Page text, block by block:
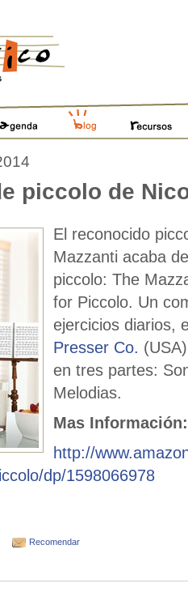
piccolo de
El reconocido
Mazzanti acaba
piccolo: The
for Piccolo. Un
ejercicios diarios,
Presser Co.
en tres partes:
Melodias.
Mas Información:
http://
dp/1598066978
Recomendar